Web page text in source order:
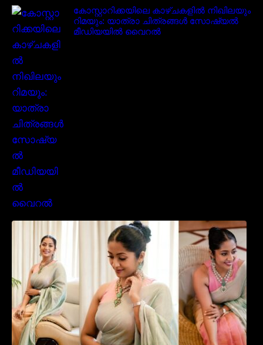
കോസ്റ്റാറിക്കയിലെ കാഴ്ചകളിൽ നിഖിലയും
റിമയും: യാത്രാ ചിത്രങ്ങൾ സോഷ്യൽ
മീഡിയയിൽ വൈറൽ
സാരിയിൽ സുന്ദരിയായി മലയിലകളുടെ
പ്രിയ താരം നവ്യാ നായർ| Malayalam
favourite actress Navya Nair cute in saree